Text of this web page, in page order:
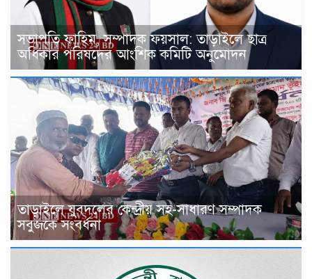
সভাপতি ফাহিম, সম্পাদক ফয়সাল: তাড়াইলে ছাত্র
অধিকার পরিষদের আংশিক কমিটি অনুমোদন
তাড়াইলে যুবদলের কেন্দ্রীয় সহ-সাধারণ সম্পাদক
সবুজকে সংবর্ধনা